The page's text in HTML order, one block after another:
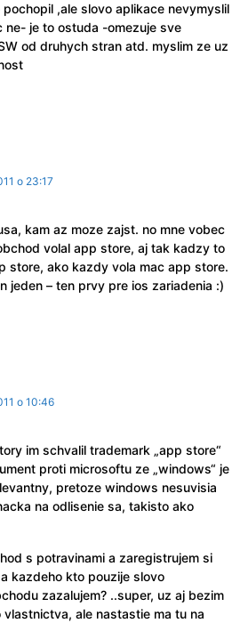
,ale slovo aplikace nevymyslil
ne- je to ostuda -omezuje sve
od druhych stran atd. myslim ze uz
o 23:17
kam az moze zajst. no mne vobec
volal app store, aj tak kadzy to
store, ako kazdy vola mac app store.
jeden – ten prvy pre ios zariadenia :)
o 10:46
im schvalil trademark „app store“
proti microsoftu ze „windows“ je
pretoze windows nesuvisia
na odlisenie sa, takisto ako
s potravinami a zaregistrujem si
kazdeho kto pouzije slovo
zazalujem? ..super, uz aj bezim
vlastnictva, ale nastastie ma tu na